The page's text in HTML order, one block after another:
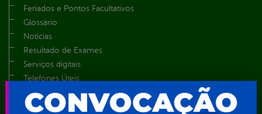
Feriados e Pontos Facultativos
Glossário
Notícias
Resultado de Exames
Serviços digitais
Telefones Úteis
TV Web
Vice-Prefeito